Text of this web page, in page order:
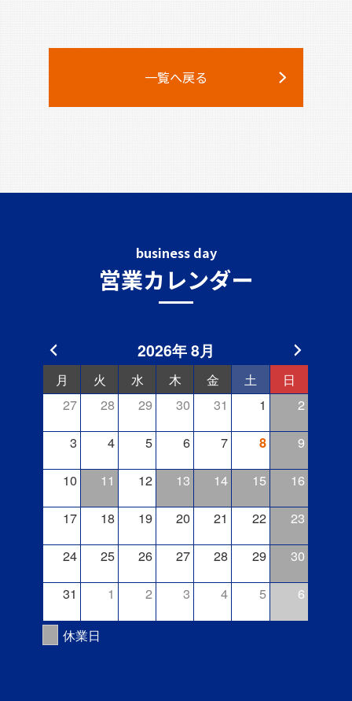
一覧へ戻る
business day
営業カレンダー
2026年 8月
月 火 水 木 金 土
日
27
28 29 30 31 1
2
3
4 5 6 7 8
9
10
11 12 13 14 15
16
17
18 19 20 21 22
23
24
25 26 27 28 29
30
31
1 2 3 4 5 6
休業日